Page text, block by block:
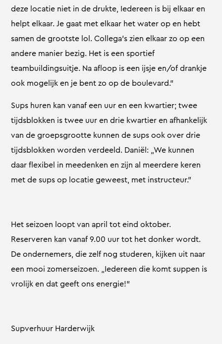
deze locatie niet in de drukte, Iedereen is bij elkaar en
helpt elkaar. Je gaat met elkaar het water op en hebt
samen de grootste lol. Collega’s zien elkaar zo op een
andere manier bezig. Het is een sportief
teambuildingsuitje. Na afloop is een ijsje en/of drankje
ook mogelijk en je bent zo op de boulevard.”
Sups huren kan vanaf een uur en een kwartier; twee
tijdsblokken is twee uur en drie kwartier en afhankelijk
van de groepsgrootte kunnen de sups ook over drie
tijdsblokken worden verdeeld. Daniël: „We kunnen
daar flexibel in meedenken en zijn al meerdere keren
met de sups op locatie geweest, met instructeur.”
Het seizoen loopt van april tot eind oktober.
Reserveren kan vanaf 9.00 uur tot het donker wordt.
De ondernemers, die zelf nog studeren, kijken uit naar
een mooi zomerseizoen. „Iedereen die komt suppen is
vrolijk en dat geeft ons energie!”
Supverhuur Harderwijk